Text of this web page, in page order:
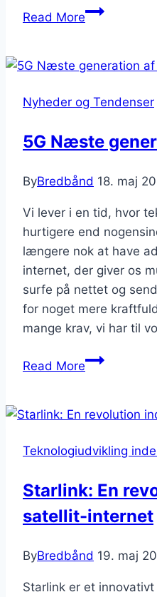
Read MoreStarlink:
inden
satellit-
Nyheder og Tendenser
5G Næste
ByBredbånd 18. maj
Vi lever i en tid, hvor
hurtigere end
længere nok at have
internet, der giver os
surfe på nettet og
for noget mere
mange krav, vi har til
Read More5G
af
Teknologiudvikling
Starlink: En
satellit-internet
ByBredbånd 19. maj
Starlink er et